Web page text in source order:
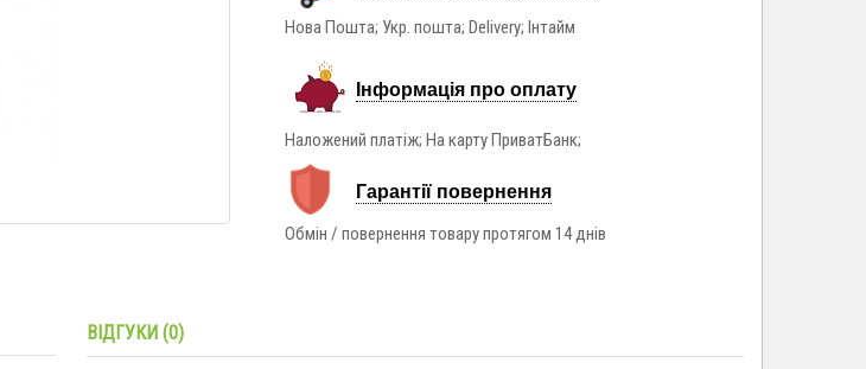
Нова Пошта; Укр. пошта; Delivery; Інтайм
Інформація про оплату
Наложений платіж; На карту ПриватБанк;
Гарантії повернення
Обмін / повернення товару протягом 14 днів
ВІДГУКИ (0)